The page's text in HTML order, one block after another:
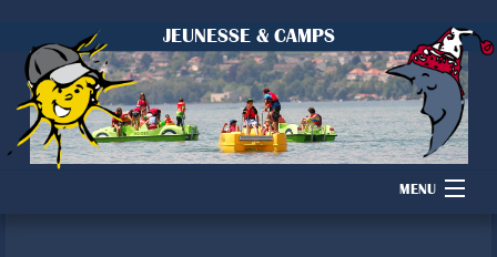
JEUNESSE & CAMPS
MENU